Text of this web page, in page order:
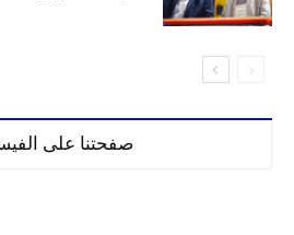
صفحتنا على